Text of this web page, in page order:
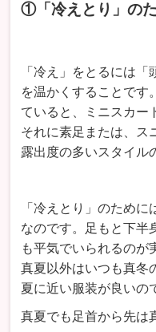
①「冷えとり」の
「冷え」をとるには
を温かくすることです
ていると、ミニスカー
それに素足または、ス
露出度の多いスタイル
「冷えとり」のため
なのです。足もと下半
も平気でいられるのが
真夏以外はいつも真冬
夏に近い服装が良いの
真夏でも足首から先は